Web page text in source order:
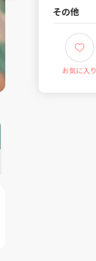
その他
お気に入り